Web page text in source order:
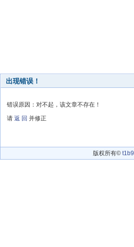
出现错误！
错误原因：对不起，该文章不存在！
请 返 回 并修正
版权所有©